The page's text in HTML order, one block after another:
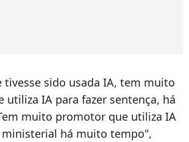
tivesse sido usada IA, tem muito
utiliza IA para fazer sentença, há
muito promotor que utiliza IA
ministerial há muito tempo",